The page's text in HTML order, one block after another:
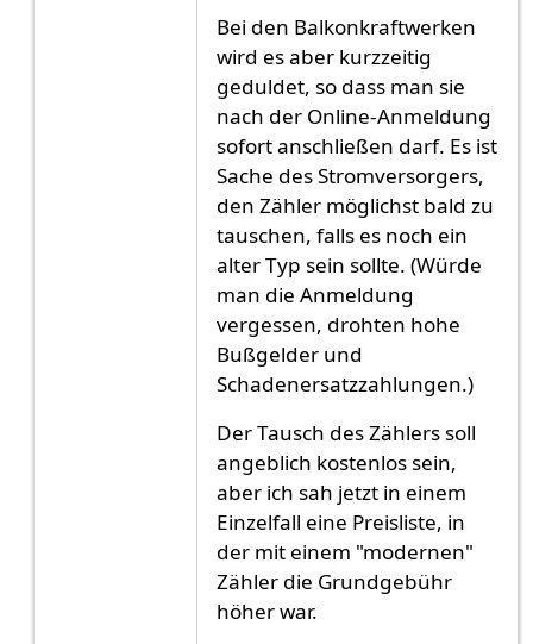
Bei den Balkonkraftwerken
wird es aber kurzzeitig
geduldet, so dass man sie
nach der Online-Anmeldung
sofort anschließen darf. Es ist
Sache des Stromversorgers,
den Zähler möglichst bald zu
tauschen, falls es noch ein
alter Typ sein sollte. (Würde
man die Anmeldung
vergessen, drohten hohe
Bußgelder und
Schadenersatzzahlungen.)
Der Tausch des Zählers soll
angeblich kostenlos sein,
aber ich sah jetzt in einem
Einzelfall eine Preisliste, in
der mit einem "modernen"
Zähler die Grundgebühr
höher war.